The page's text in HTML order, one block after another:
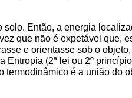
Então, a energia
que não é expetável que,
e orientasse sob o
(2ª lei ou 2º
é a união do